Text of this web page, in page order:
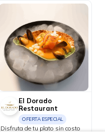
El Dorado
Restaurant
OFERTA ESPECIAL
Disfruta de tu plato sin costo